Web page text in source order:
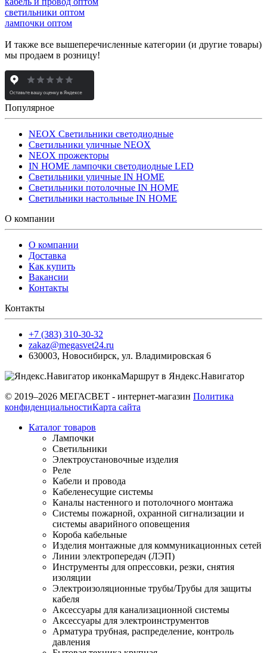
светильники оптом
лампочки оптом
И также все вышеперечисленные категории (и другие товары)
мы продаем в розницу!
Популярное
NEOX Светильники светодиодные
Светильники уличные NEOX
NEOX прожекторы
IN HOME лампочки светодиодные LED
Светильники уличные IN HOME
Светильники потолочные IN HOME
Светильники настольные IN HOME
О компании
О компании
Доставка
Как купить
Вакансии
Контакты
Контакты
+7 (383) 310-30-32
zakaz@megasvet24.ru
630003, Новосибирск, ул. Владимировская 6
Маршрут в Яндекс.Навигатор
© 2019–2026 МЕГАСВЕТ - интернет-магазин Политика
конфиденциальностиКарта сайта
Каталог товаров
Лампочки
Светильники
Электроустановочные изделия
Реле
Кабели и провода
Кабеленесущие системы
Каналы настенного и потолочного монтажа
Системы пожарной, охранной сигнализации и
системы аварийного оповещения
Короба кабельные
Изделия монтажные для коммуникационных сетей
Линии электропередач (ЛЭП)
Инструменты для опрессовки, резки, снятия
изоляции
Электроизоляционные трубы/Трубы для защиты
кабеля
Аксессуары для канализационной системы
Аксессуары для электроинструментов
Арматура трубная, распределение, контроль
давления